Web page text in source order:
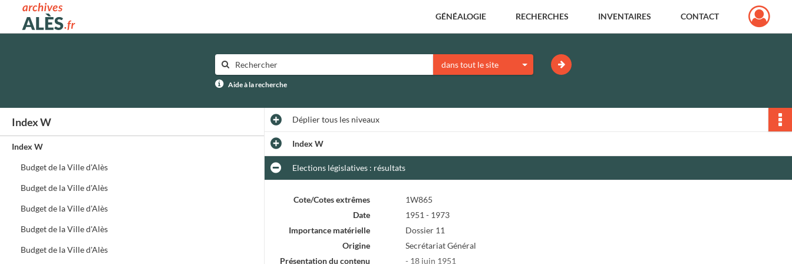
Archives municipales d'Alès GÉNÉALOGIE RECHERCHES INVENTAIRES CONTACT
dans tout le site
Aide à la recherche
Index W
Index W
Budget de la Ville d'Alès
Budget de la Ville d'Alès
Budget de la Ville d'Alès
Budget de la Ville d'Alès
Budget de la Ville d'Alès
Dépliertous les niveaux
Index W
Elections législatives : résultats
Cote/Cotes extrêmes
1W865
Date
1951 - 1973
Importance matérielle
Dossier 11
Origine
Secrétariat Général
Présentation du contenu
- 18 juin 1951